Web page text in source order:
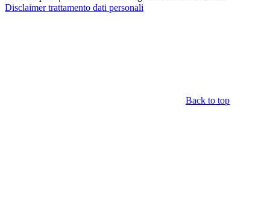
Disclaimer trattamento dati personali
Back to top